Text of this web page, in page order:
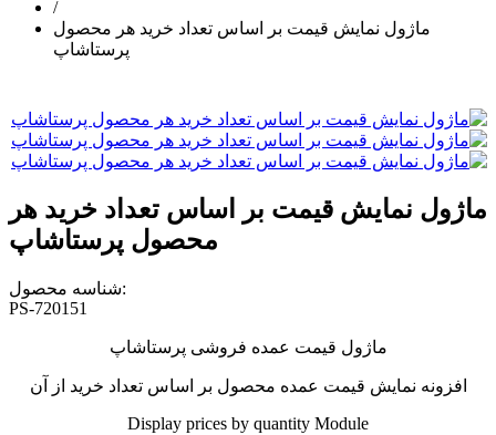
/
ماژول نمایش قیمت بر اساس تعداد خرید هر محصول
پرستاشاپ
ماژول نمایش قیمت بر اساس تعداد خرید هر
محصول پرستاشاپ
شناسه محصول:
PS-720151
ماژول قیمت عمده فروشی پرستاشاپ
افزونه نمایش قیمت عمده محصول بر اساس تعداد خرید از آن
Display prices by quantity Module